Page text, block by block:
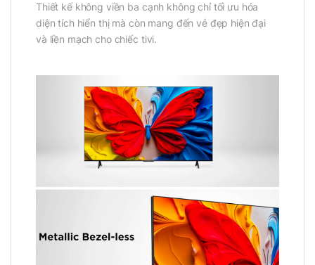
Thiết kế không viền ba cạnh không chỉ tối ưu hóa
diện tích hiển thị mà còn mang đến vẻ đẹp hiện đại
và liền mạch cho chiếc tivi.